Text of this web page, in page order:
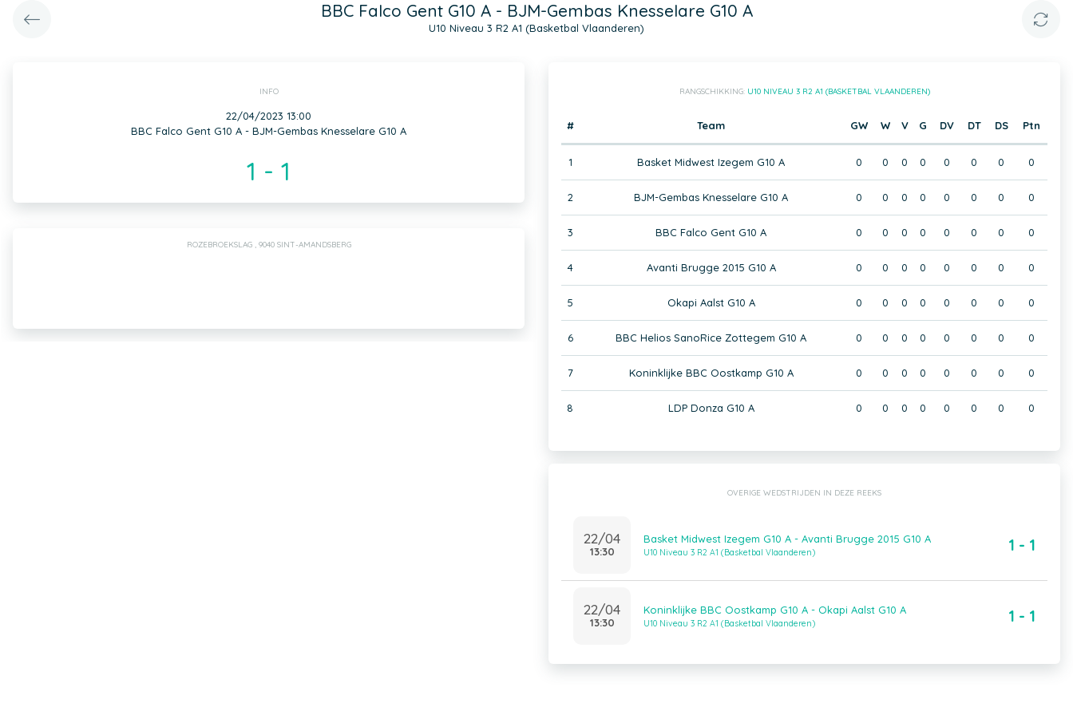
BBC Falco Gent G10 A - BJM-Gembas Knesselare G10 A
U10 Niveau 3 R2 A1 (Basketbal Vlaanderen)
INFO
22/04/2023 13:00
BBC Falco Gent G10 A - BJM-Gembas Knesselare G10 A
1 - 1
ROZEBROEKSLAG , 9040 SINT-AMANDSBERG
RANGSCHIKKING: U10 NIVEAU 3 R2 A1 (BASKETBAL VLAANDEREN)
# Team GW W V G DV DT DS Ptn
1 Basket Midwest Izegem G10 A 0 0 0 0 0 0 0 0
2 BJM-Gembas Knesselare G10 A 0 0 0 0 0 0 0 0
3 BBC Falco Gent G10 A 0 0 0 0 0 0 0 0
4 Avanti Brugge 2015 G10 A 0 0 0 0 0 0 0 0
5 Okapi Aalst G10 A 0 0 0 0 0 0 0 0
6 BBC Helios SanoRice Zottegem G10 A 0 0 0 0 0 0 0 0
7 Koninklijke BBC Oostkamp G10 A 0 0 0 0 0 0 0 0
8 LDP Donza G10 A 0 0 0 0 0 0 0 0
OVERIGE WEDSTRIJDEN IN DEZE REEKS
22/04
13:30
Basket Midwest Izegem G10 A - Avanti Brugge 2015 G10 A
U10 Niveau 3 R2 A1 (Basketbal Vlaanderen) 1 - 1
22/04
13:30
Koninklijke BBC Oostkamp G10 A - Okapi Aalst G10 A
U10 Niveau 3 R2 A1 (Basketbal Vlaanderen) 1 - 1